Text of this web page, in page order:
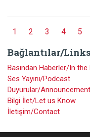
1 2 3 4 5
Bağlantılar/Links
Basından Haberler/In the
Ses Yayını/Podcast
Duyurular/
Bilgi İlet/Let us Know
İletişim/Contact